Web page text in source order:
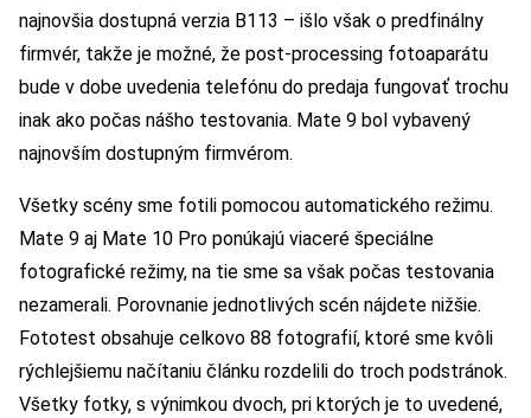
najnovšia dostupná verzia B113 – išlo však o predfinálny
firmvér, takže je možné, že post-processing fotoaparátu
bude v dobe uvedenia telefónu do predaja fungovať trochu
inak ako počas nášho testovania. Mate 9 bol vybavený
najnovším dostupným firmvérom.
Všetky scény sme fotili pomocou automatického režimu.
Mate 9 aj Mate 10 Pro ponúkajú viaceré špeciálne
fotografické režimy, na tie sme sa však počas testovania
nezamerali. Porovnanie jednotlivých scén nájdete nižšie.
Fototest obsahuje celkovo 88 fotografií, ktoré sme kvôli
rýchlejšiemu načítaniu článku rozdelili do troch podstránok.
Všetky fotky, s výnimkou dvoch, pri ktorých je to uvedené,